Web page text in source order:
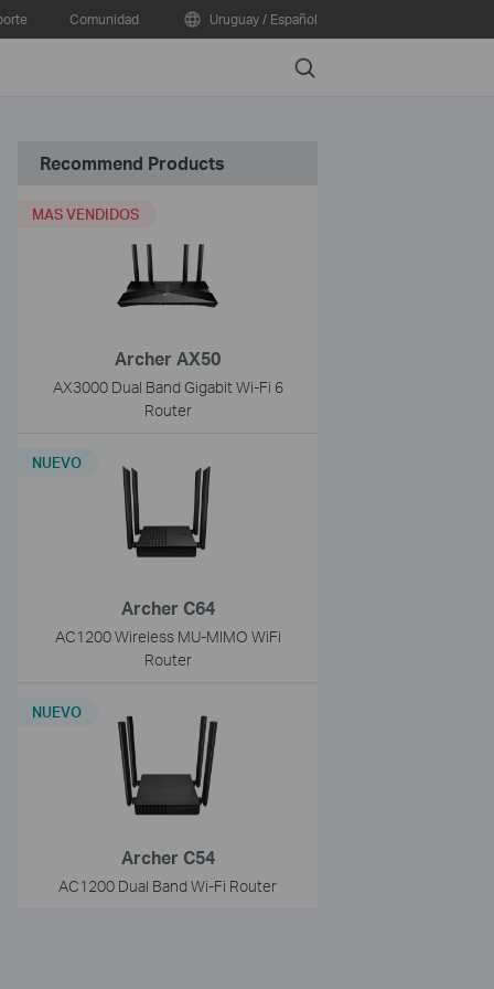
Comunidad Uruguay / Español
Search
Recommend Products
Archer AX50
AX3000 Dual Band Gigabit Wi-Fi 6
Router
MAS VENDIDOS
Archer C64
AC1200 Wireless MU-MIMO WiFi
Router
NUEVO
Archer C54
AC1200 Dual Band Wi-Fi Router
NUEVO